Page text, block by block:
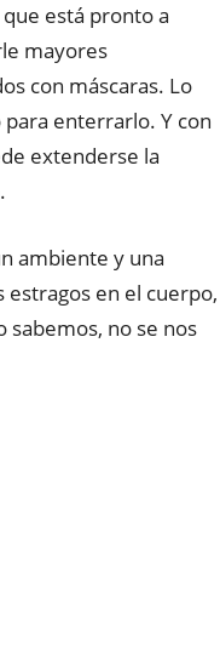
está pronto a
mayores
con máscaras. Lo
enterrarlo. Y con
extenderse la
ambiente y una
estragos en el cuerpo,
sabemos, no se nos